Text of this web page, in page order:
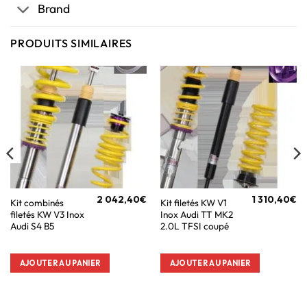
Brand
PRODUITS SIMILAIRES
Kit combinés
filetés KW V3 Inox
Audi S4 B5
2 042,40€
AJOUTER AU PANIER
Kit filetés KW V1
Inox Audi TT MK2
2.0L TFSI coupé
1 310,40€
AJOUTER AU PANIER